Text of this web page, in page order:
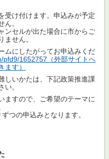
受け付けます。申込みが予定
ん。
ンセルが出た場合に市からご
ません。
ムにしたがってお申込みくだ
pfd9/1652757（外部サイトへ
ます）
しいかたは、下記政策推進課
い。
ますので、ご希望のテーマに
つの申込みとなります。